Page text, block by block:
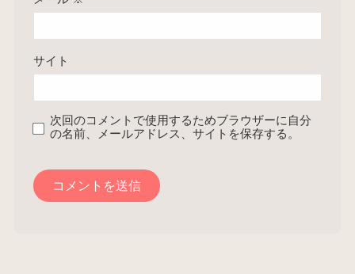
サイト
次回のコメントで使用するためブラウザーに自分
の名前、メールアドレス、サイトを保存する。